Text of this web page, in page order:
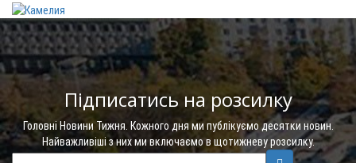
Підписатись на розсилку
Головні Новини Тижня. Кожного дня ми публікуємо десятки новин.
Найважливіші з них ми включаємо в щотижневу розсилку.